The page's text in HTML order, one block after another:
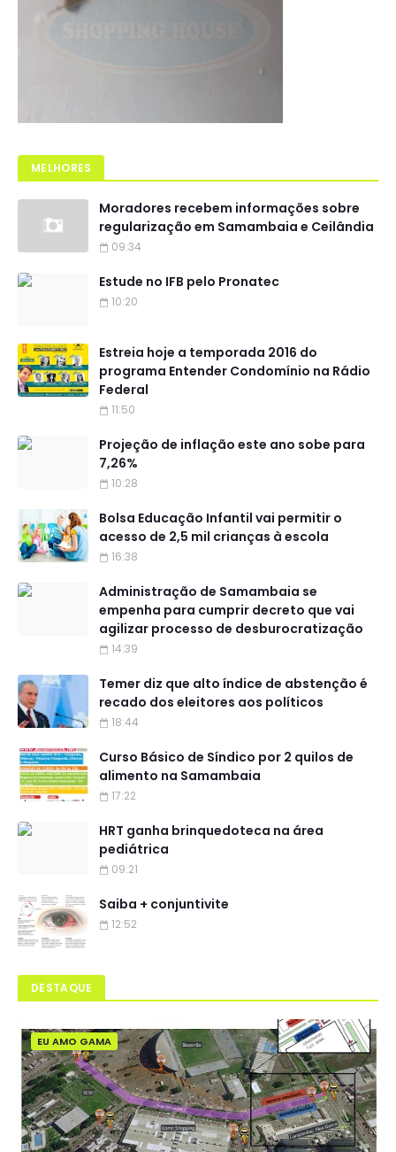
MELHORES
Moradores recebem informações sobre
regularização em Samambaia e Ceilândia
09:34
Estude no IFB pelo Pronatec
10:20
Estreia hoje a temporada 2016 do
programa Entender Condomínio na Rádio
Federal
11:50
Projeção de inflação este ano sobe para
7,26%
10:28
Bolsa Educação Infantil vai permitir o
acesso de 2,5 mil crianças à escola
16:38
Administração de Samambaia se
empenha para cumprir decreto que vai
agilizar processo de desburocratização
14:39
Temer diz que alto índice de abstenção é
recado dos eleitores aos políticos
18:44
Curso Básico de Síndico por 2 quilos de
alimento na Samambaia
17:22
HRT ganha brinquedoteca na área
pediátrica
09:21
Saiba + conjuntivite
12:52
DESTAQUE
EU AMO GAMA